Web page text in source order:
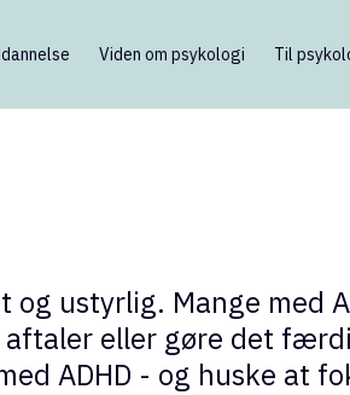
Viden om psykologi Til
ustyrlig. Mange med
eller gøre det
ADHD - og huske at